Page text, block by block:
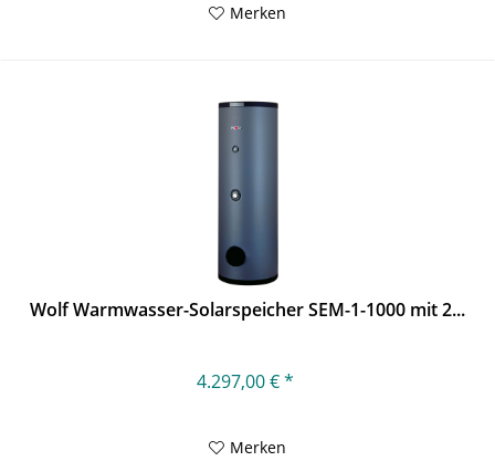
Merken
Wolf Warmwasser-Solarspeicher SEM-1-1000 mit 2...
4.297,00 € *
Merken